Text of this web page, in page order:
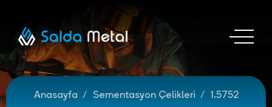
Anasayfa Sementasyon Çelikleri 1.5752